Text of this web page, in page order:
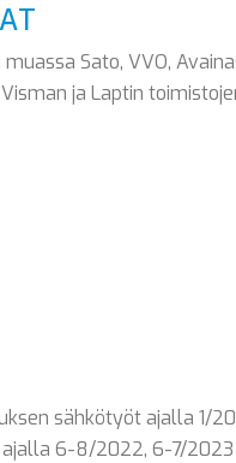
Sato, VVO,
ja Laptin
sähkötyöt ajalla 1/
6-8/2022, 6-7/